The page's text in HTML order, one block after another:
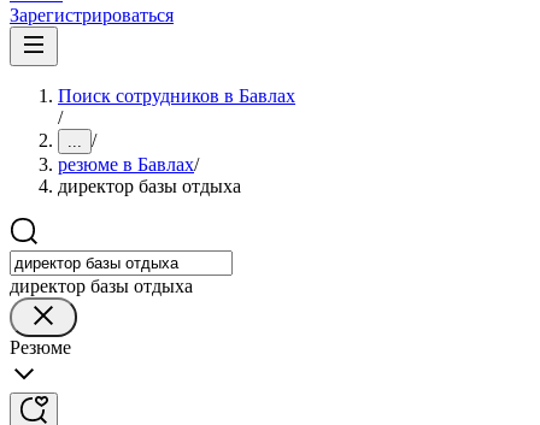
Зарегистрироваться
Поиск сотрудников в Бавлах
/
... /
резюме в Бавлах/
директор базы отдыха
директор базы отдыха
Резюме